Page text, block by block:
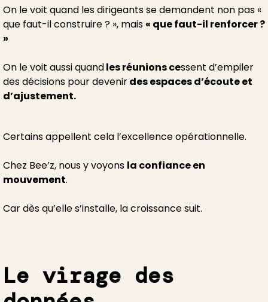
On le voit quand les dirigeants se demandent non pas «
que faut-il construire ? », mais « que faut-il renforcer ?
»
On le voit aussi quandles réunions cessent d’empiler
des décisions pour devenirdes espaces d’écoute et
d’ajustement.
Certains appellent cela l’excellence opérationnelle.
Chez Bee’z, nous y voyons la confiance en
mouvement.
Car dès qu’elle s’installe, la croissance suit.
Le virage des